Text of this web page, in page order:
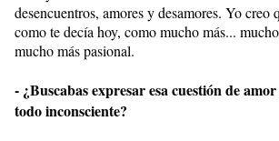
desencuentros, amores y desamores. Yo creo
como te decía hoy, como mucho más...
mucho más pasional.
- ¿Buscabas expresar esa cuestión de
todo inconsciente?